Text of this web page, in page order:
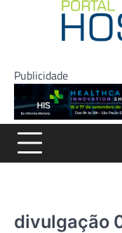
Publicidade
divulgação